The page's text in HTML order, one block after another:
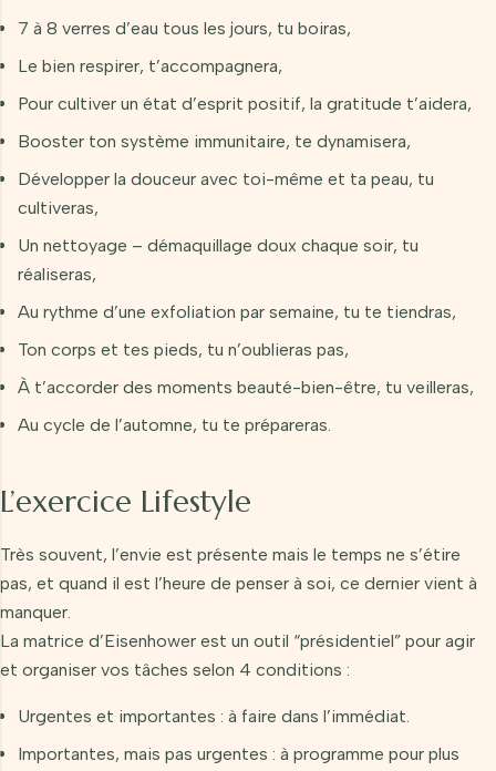
7 à 8 verres d’eau tous les jours, tu boiras,
Le bien respirer, t’accompagnera,
Pour cultiver un état d’esprit positif, la gratitude t’aidera,
Booster ton système immunitaire, te dynamisera,
Développer la douceur avec toi-même et ta peau, tu
cultiveras,
Un nettoyage – démaquillage doux chaque soir, tu
réaliseras,
Au rythme d’une exfoliation par semaine, tu te tiendras,
Ton corps et tes pieds, tu n’oublieras pas,
À t’accorder des moments beauté-bien-être, tu veilleras,
Au cycle de l’automne, tu te prépareras.
L’exercice Lifestyle
Très souvent, l’envie est présente mais le temps ne s’étire
pas, et quand il est l’heure de penser à soi, ce dernier vient à
manquer.
La matrice d’Eisenhower est un outil “présidentiel” pour agir
et organiser vos tâches selon 4 conditions :
Urgentes et importantes : à faire dans l’immédiat.
Importantes, mais pas urgentes : à programme pour plus